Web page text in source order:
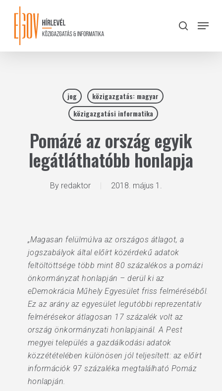
content
search
Menu
jog
közigazgatás: magyar
közigazgatási informatika
Pomázé az ország egyik
legátláthatóbb honlapja
By redaktor 2018. május 1.
„Magasan felülmúlva az országos átlagot, a
jogszabályok által előírt közérdekű adatok
feltöltöttsége több mint 80 százalékos a pomázi
önkormányzat honlapján – derül ki az
eDemokrácia Műhely Egyesület friss felméréséből.
Ez az arány az egyesület legutóbbi reprezentatív
felmérésekor átlagosan 17 százalék volt az
ország önkormányzati honlapjainál. A Pest
megyei település a gazdálkodási adatok
közzétételében különösen jól teljesített: az előírt
információk 97 százaléka megtalálható Pomáz
honlapján.
Close